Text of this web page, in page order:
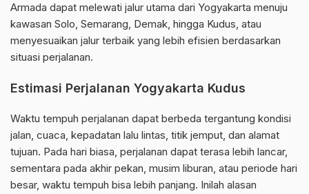
Armada dapat melewati jalur utama dari Yogyakarta menuju
kawasan Solo, Semarang, Demak, hingga Kudus, atau
menyesuaikan jalur terbaik yang lebih efisien berdasarkan
situasi perjalanan.
Estimasi Perjalanan Yogyakarta Kudus
Waktu tempuh perjalanan dapat berbeda tergantung kondisi
jalan, cuaca, kepadatan lalu lintas, titik jemput, dan alamat
tujuan. Pada hari biasa, perjalanan dapat terasa lebih lancar,
sementara pada akhir pekan, musim liburan, atau periode hari
besar, waktu tempuh bisa lebih panjang. Inilah alasan